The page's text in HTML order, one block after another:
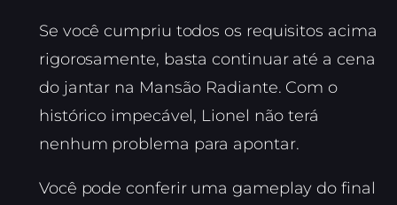
Se você cumpriu todos os requisitos acima
rigorosamente, basta continuar até a cena
do jantar na Mansão Radiante. Com o
histórico impecável, Lionel não terá
nenhum problema para apontar.
Você pode conferir uma gameplay do final